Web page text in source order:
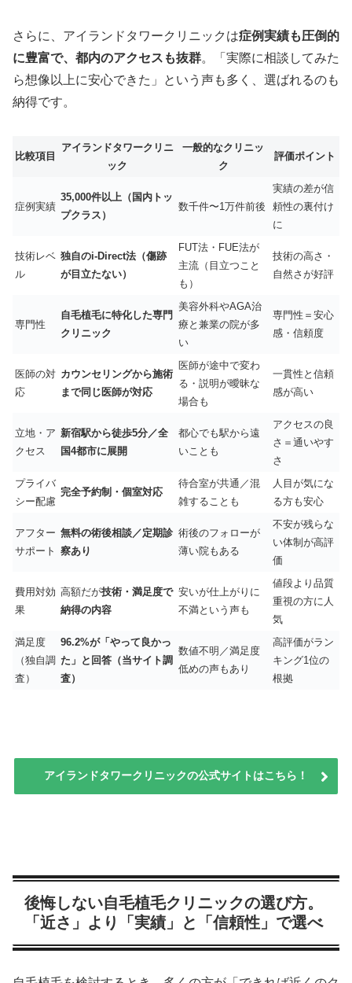
さらに、アイランドタワークリニックは症例実績も圧倒的
に豊富で、都内のアクセスも抜群。「実際に相談してみた
ら想像以上に安心できた」という声も多く、選ばれるのも
納得です。
比較項目
アイランドタワークリニ
ック
一般的なクリニッ
ク
評価ポイント
症例実績
35,000件以上（国内トッ
プクラス）
数千件〜1万件前後
実績の差が信
頼性の裏付け
に
技術レベ
ル
独自のi-Direct法（傷跡
が目立たない）
FUT法・FUE法が
主流（目立つこと
も）
技術の高さ・
自然さが好評
専門性
自毛植毛に特化した専門
クリニック
美容外科やAGA治
療と兼業の院が多
い
専門性＝安心
感・信頼度
医師の対
応
カウンセリングから施術
まで同じ医師が対応
医師が途中で変わ
る・説明が曖昧な
場合も
一貫性と信頼
感が高い
立地・ア
クセス
新宿駅から徒歩5分／全
国4都市に展開
都心でも駅から遠
いことも
アクセスの良
さ＝通いやす
さ
プライバ
シー配慮
完全予約制・個室対応
待合室が共通／混
雑することも
人目が気にな
る方も安心
アフター
サポート
無料の術後相談／定期診
察あり
術後のフォローが
薄い院もある
不安が残らな
い体制が高評
価
費用対効
果
高額だが技術・満足度で
納得の内容
安いが仕上がりに
不満という声も
値段より品質
重視の方に人
気
満足度
（独自調
査）
96.2%が「やって良かっ
た」と回答（当サイト調
査）
数値不明／満足度
低めの声もあり
高評価がラン
キング1位の
根拠
アイランドタワークリニックの公式サイトはこちら！
後悔しない自毛植毛クリニックの選び方。
「近さ」より「実績」と「信頼性」で選べ